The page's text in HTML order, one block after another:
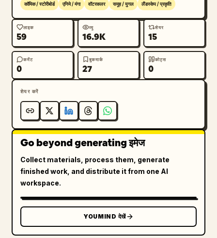
कॉमिक / स्टोरीबोर्ड एनिमे / मंगा वॉटरकलर समूह / युगल लैंडस्केप / प्रकृति
लाइक
59
व्यू
16.9K
शेयर
15
कमेंट
0
बुकमार्क
27
कोट्स
0
शेयर करें
Go beyond generating इमेज
Collect materials, process them, generate
finished work, and distribute it from one AI
workspace.
YOUMIND देखें